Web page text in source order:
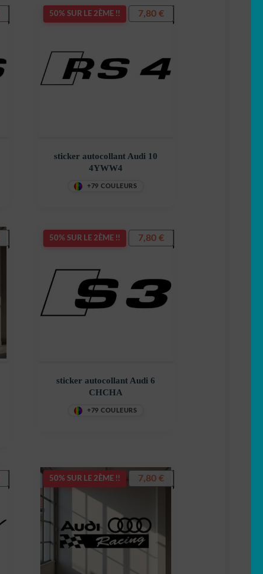
50% SUR LE 2ÈME !!
sticker autocollant Audi 10
4YWW4
+79 COULEURS
7,80 €
50% SUR LE 2ÈME !!
sticker autocollant Audi 6
CHCHA
+79 COULEURS
7,80 €
50% SUR LE 2ÈME !! 7,80 €